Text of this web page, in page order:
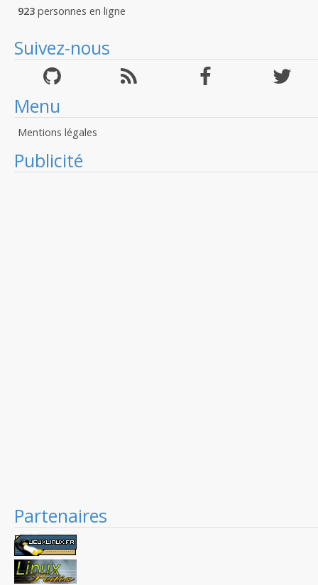
923 personnes en ligne
Suivez-nous
Menu
Mentions légales
Publicité
Partenaires